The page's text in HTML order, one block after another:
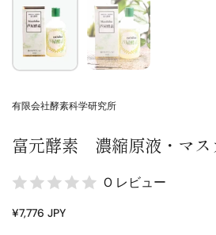
有限会社酵素科学研究所
富元酵素 濃縮原液・マス
0 レビュー
¥7,776 JPY